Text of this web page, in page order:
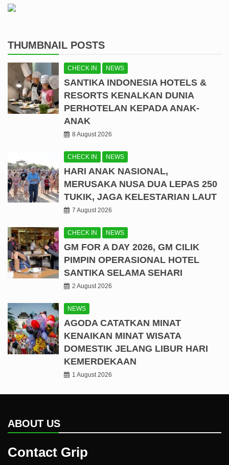
THUMBNAIL POSTS
CHECK IN NEWS
SANTIKA INDONESIA HOTELS &
RESORTS KENALKAN DUNIA
PERHOTELAN KEPADA ANAK-
ANAK
8 August 2026
CHECK IN NEWS
HARI ANAK NASIONAL,
MERUSAKA NUSA DUA LEPAS 250
TUKIK, JAGA KELESTARIAN LAUT
7 August 2026
CHECK IN NEWS
GM FOR A DAY 2026, GM CILIK
PIMPIN OPERASIONAL HOTEL
SANTIKA SELAMA SEHARI
2 August 2026
NEWS
AGODA CATATKAN MINAT
KENAIKAN MINAT WISATA
DOMESTIK JELANG LIBUR HARI
KEMERDEKAAN
1 August 2026
ABOUT US
Contact Grip